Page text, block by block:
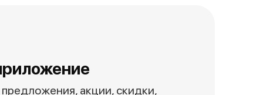
акции, скидки,